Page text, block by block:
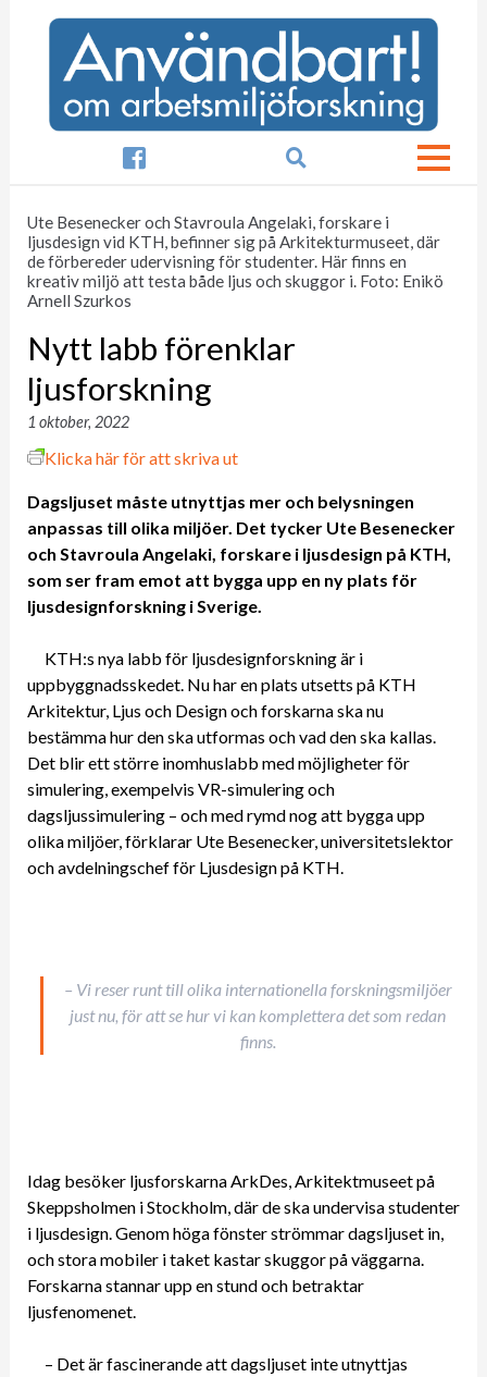

Ute Besenecker och Stavroula Angelaki, forskare i
ljusdesign vid KTH, befinner sig på Arkitekturmuseet, där
de förbereder udervisning för studenter. Här finns en
kreativ miljö att testa både ljus och skuggor i. Foto: Enikö
Arnell Szurkos
Nytt labb förenklar
ljusforskning
1 oktober, 2022
Klicka här för att skriva ut
Dagsljuset måste utnyttjas mer och belysningen
anpassas till olika miljöer. Det tycker Ute Besenecker
och Stavroula Angelaki, forskare i ljusdesign på KTH,
som ser fram emot att bygga upp en ny plats för
ljusdesignforskning i Sverige.
KTH:s nya labb för ljusdesignforskning är i
uppbyggnadsskedet. Nu har en plats utsetts på KTH
Arkitektur, Ljus och Design och forskarna ska nu
bestämma hur den ska utformas och vad den ska kallas.
Det blir ett större inomhuslabb med möjligheter för
simulering, exempelvis VR-simulering och
dagsljussimulering – och med rymd nog att bygga upp
olika miljöer, förklarar Ute Besenecker, universitetslektor
och avdelningschef för Ljusdesign på KTH.
– Vi reser runt till olika internationella forskningsmiljöer
just nu, för att se hur vi kan komplettera det som redan
finns.
Idag besöker ljusforskarna ArkDes, Arkitektmuseet på
Skeppsholmen i Stockholm, där de ska undervisa studenter
i ljusdesign. Genom höga fönster strömmar dagsljuset in,
och stora mobiler i taket kastar skuggor på väggarna.
Forskarna stannar upp en stund och betraktar
ljusfenomenet.
– Det är fascinerande att dagsljuset inte utnyttjas